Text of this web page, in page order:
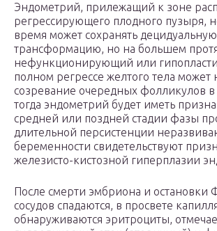
Эндометрий, прилежащий к зоне
регрессирующего плодного пузыря,
время может сохранять децидуальную
трансформацию, но на большем
нефункционирующий или
полном регрессе желтого тела может
созревание очередных фолликулов
тогда эндометрий будет иметь
средней или поздней стадии фазы
длительной персистенции
беременности свидетельствуют
железисто-кистозной гиперплазии
После смерти эмбриона и остановки
сосудов спадаются, в просвете
обнаруживаются эритроциты,